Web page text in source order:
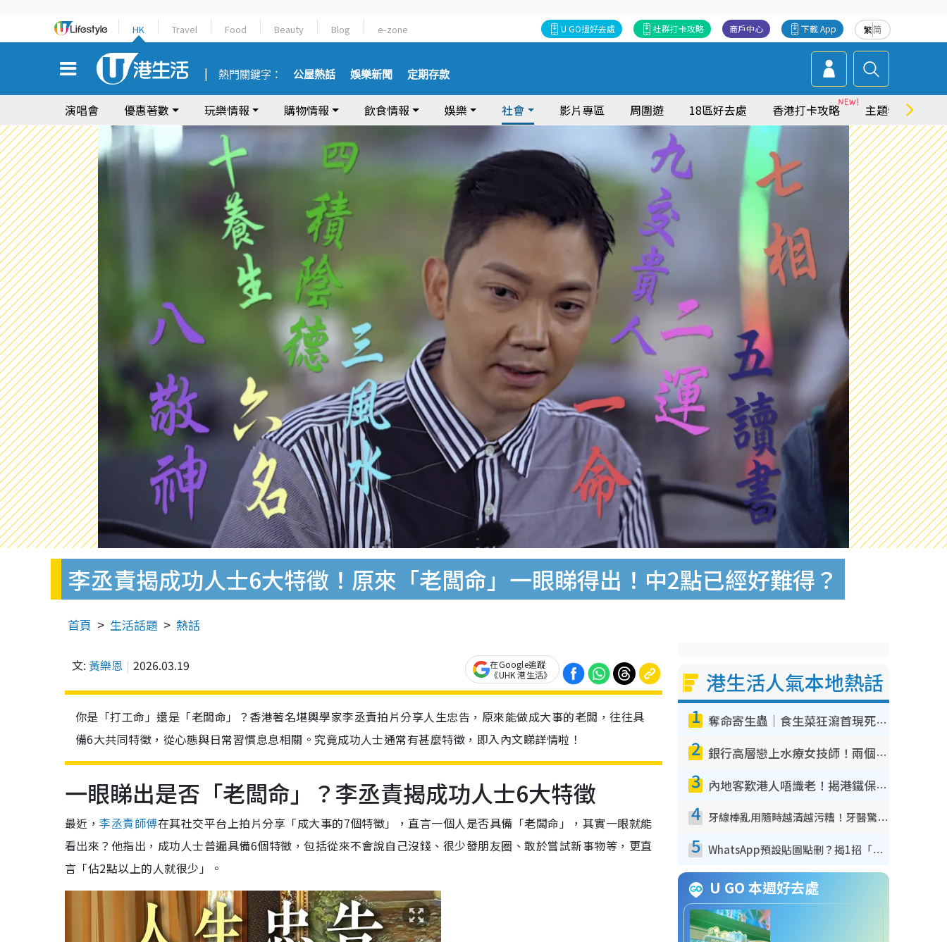
HK Travel Food Beauty Blog e-zone 繁简
下載 App
商戶中心
社群打卡攻略
U GO搵好去處
熱門關鍵字： 公屋熱話 娛樂新聞 定期存款
演唱會 優惠著數 玩樂情報 購物情報 飲食情報 娛樂 社會 影片專區 周圍遊 18區好去處 香港打卡攻略 主題特集
李丞責揭成功人士6大特徵！原來「老闆命」一眼睇得出！中2點已經好難得？
首頁 生活話題 熱話
文: 黃樂恩 2026.03.19
在Google追蹤
《UHK 港生活》
你是「打工命」還是「老闆命」？香港著名堪輿學家李丞責拍片分享人生忠告，原來能做成大事的老闆，往往具
備6大共同特徵，從心態與日常習慣息息相關。究竟成功人士通常有甚麼特徵，即入內文睇詳情啦！
一眼睇出是否「老闆命」？李丞責揭成功人士6大特徵
最近，李丞責師傅在其社交平台上拍片分享「成大事的7個特徵」，直言一個人是否具備「老闆命」，其實一眼就能
看出來？他指出，成功人士普遍具備6個特徵，包括從來不會說自己沒錢、很少發朋友圈、敢於嘗試新事物等，更直
言「佔2點以上的人就很少」。
港生活人氣本地熱話
1 奪命寄生蟲｜食生菜狂瀉首現死者！疫潮惡化錄1.8萬宗病例 揭洗菜3大謬誤
2 銀行高層戀上水療女技師！兩個月借128萬驚覺「沉船」沉落火海 揭背後疑似邪教操控賣淫
3 內地客歎港人唔識老！揭港鐵保鮮級冷氣 港人求放過：咪投訴
4 牙線棒亂用隨時越清越污糟！牙醫驚揭盲目過戶細菌恐致蛀牙：呢種先係日常真保養
5 WhatsApp預設貼圖點刪？揭1招「反向操作」還原簡潔介面 附3步實測教學
U GO 本週好去處